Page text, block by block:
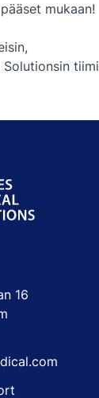
mukaan!
Solutionsin tiimi
16